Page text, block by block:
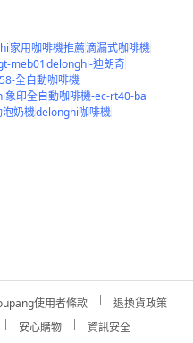
家用咖啡機推薦滴漏式咖啡機
meb01delonghi-迪朗奇
全自動咖啡機
象印全自動咖啡機-ec-rt40-ba
泡奶機delonghi咖啡機
使用者條款
退換貨政策
安心購物
資訊安全